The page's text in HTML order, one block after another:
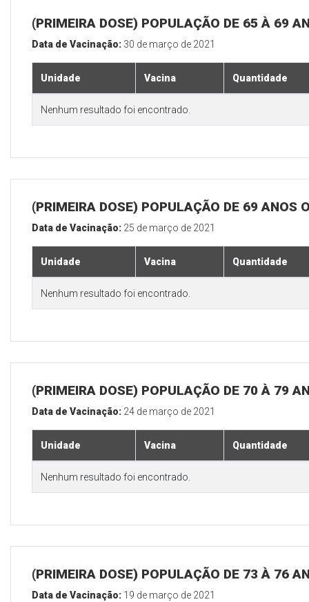
(PRIMEIRA DOSE) POPULAÇÃO DE 65 À 69
Data de Vacinação: 30 de março de 2021
Unidade Vacina Quantidade
Nenhum resultado foi encontrado.
(PRIMEIRA DOSE) POPULAÇÃO DE 69 ANOS
Data de Vacinação: 25 de março de 2021
Unidade Vacina Quantidade
Nenhum resultado foi encontrado.
(PRIMEIRA DOSE) POPULAÇÃO DE 70 À 79
Data de Vacinação: 24 de março de 2021
Unidade Vacina Quantidade
Nenhum resultado foi encontrado.
(PRIMEIRA DOSE) POPULAÇÃO DE 73 À 76
Data de Vacinação: 19 de março de 2021